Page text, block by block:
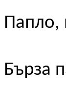
Папло,
Бърза